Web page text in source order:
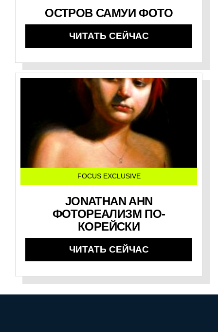
ОСТРОВ САМУИ ФОТО
ЧИТАТЬ СЕЙЧАС
FOCUS EXCLUSIVE
JONATHAN AHN
ФОТОРЕАЛИЗМ ПО-
КОРЕЙСКИ
ЧИТАТЬ СЕЙЧАС